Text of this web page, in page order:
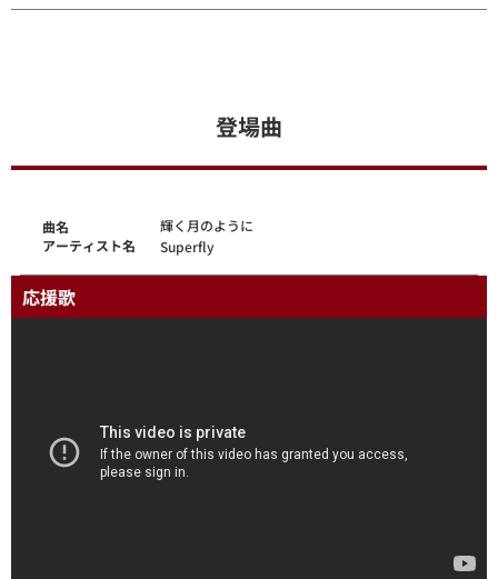
登場曲
曲名
アーティスト名
輝く月のように
Superfly
応援歌